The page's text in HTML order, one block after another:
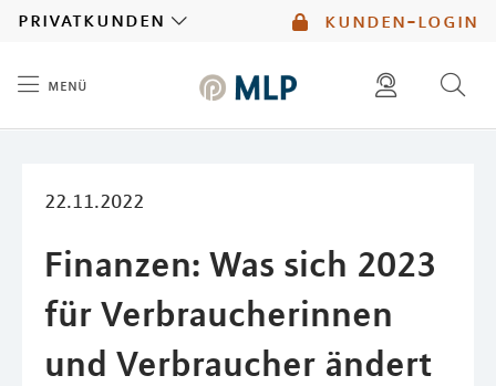
kunden-login
privatkunden
menü
22.11.2022
Finanzen: Was sich 2023
für Verbraucherinnen
und Verbraucher ändert